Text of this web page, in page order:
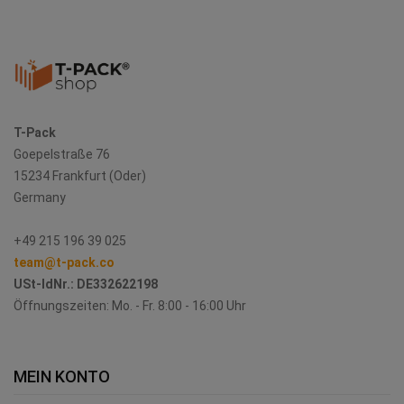
T-Pack
Goepelstraße 76
15234 Frankfurt (Oder)
Germany
+49 215 196 39 025
team@t-pack.co
USt-IdNr.: DE332622198
Öffnungszeiten: Mo. - Fr. 8:00 - 16:00 Uhr
MEIN KONTO